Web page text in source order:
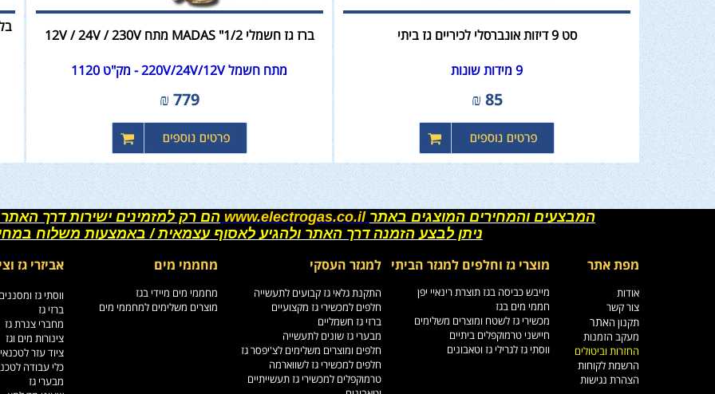
סט 9 דיזות אונברסלי לכיריים גז ביתי
9 מידות שונות
85
₪
ברז גז חשמלי MADAS "1/2 מתח 12V / 24V / 230V
מתח חשמל 220V/24V/12V - מק"ט 1120
779
₪
המבצעים והמחירים המוצגים באתר www.electrogas.co.il הם רק למזמינים ישירות דרך
ניתן לבצע הזמנה דרך האתר ולהגיע לאסוף עצמאית / באמצעות משלוח
מפת אתר מוצרי גז וחלפים למגזר הביתי למגזר העסקי מחממי מים אביזרי גז
אודות
צור קשר
תקנון האתר
מעקב הזמנות
החזרות וביטולים
הרשמת לקוחות
הצהרת נגישות
מייבש כביסה בגז תוצרת רינאיי יפן
חממי מים בגז
מכשירי גז לשטח ומוצרים משלימים
חיישני טרמוקפלים ביתיים
ווסתי גז לגרילי גז וטאבונים
התקנת גלאי גז קבועים לתעשייה
חלפים למכשירי גז מקצועיים
ברזי גז חשמליים
מבערי גז שונים לתעשייה
חלפים ומוצרים משלימים לצ'יפסר גז
חלפים למכשירי גז לשווארמה
טרמוקפלים למכשירי גז תעשייתיים
מחממי מים מיידי בגז
מוצרים משלימים למחממי מים
ווסתי גז
ברזי גז
מחברי צנרת גז
צינורות מים וגז
ציוד עזר
כלי עבודה
מבערי גז